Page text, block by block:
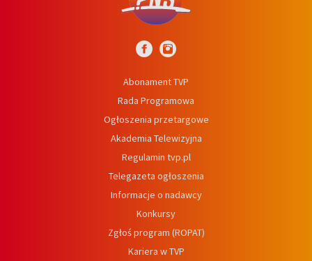
Abonament TVP
Rada Programowa
Ogłoszenia przetargowe
Akademia Telewizyjna
Regulamin tvp.pl
Telegazeta ogłoszenia
Informacje o nadawcy
Konkursy
Zgłoś program (ROPAT)
Kariera w TVP